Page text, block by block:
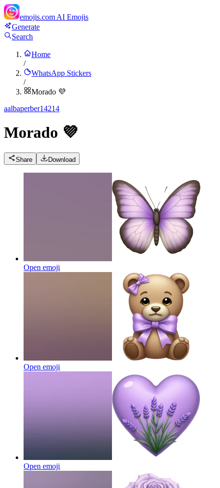
emojis.com AI Emojis
Generate
Search
Home
/
WhatsApp Stickers
/
Morado 💜
aalbaperber14214
Morado 💜
Share Download
Open emoji
Open emoji
Open emoji